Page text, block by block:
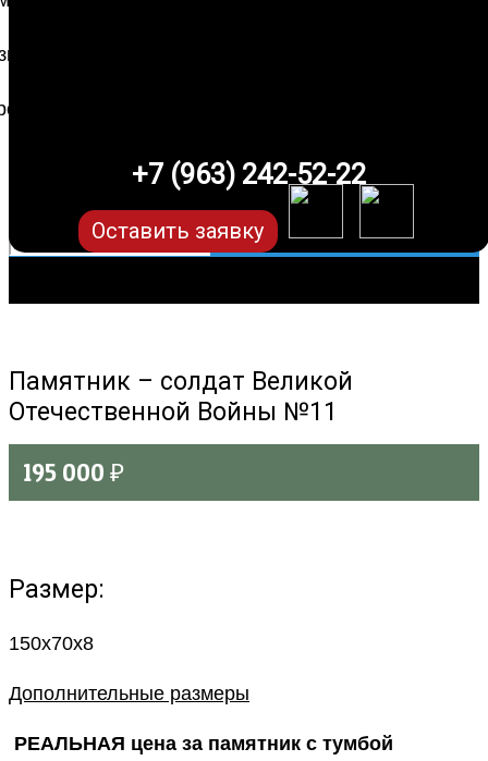
+7 (963) 242-52-22
Оставить заявку
Памятник – солдат Великой
Отечественной Войны №11
195 000 ₽
Размер:
150x70x8
Дополнительные размеры
РЕАЛЬНАЯ цена за памятник с тумбой